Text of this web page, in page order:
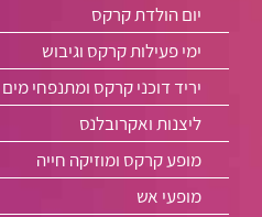
יום הולדת קרקס
ימי פעילות קרקס וגיבוש
יריד דוכני קרקס ומתנפחי מים
ליצנות ואקרובלנס
מופע קרקס ומוזיקה חייה
מופעי אש